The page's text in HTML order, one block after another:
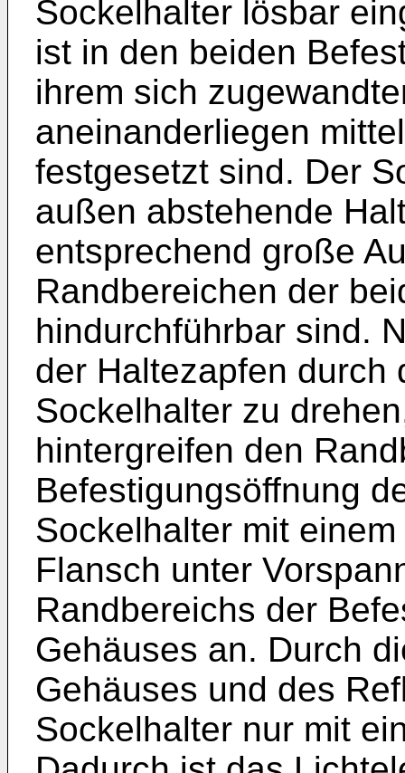
Sockelhalter lösbar
ist in den beiden
ihrem sich
aneinanderliegen
festgesetzt sind. Der
außen abstehende
entsprechend große
Randbereichen der
hindurchführbar sind.
der Haltezapfen durch
Sockelhalter zu
hintergreifen den
Befestigungsöffnung
Sockelhalter mit
Flansch unter
Randbereichs der
Gehäuses an. Durch
Gehäuses und des
Sockelhalter nur mit